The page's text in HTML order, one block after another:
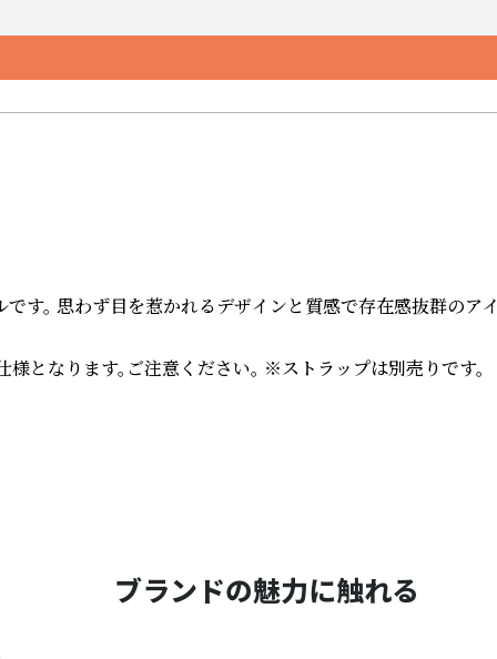
思わず目を惹かれるデザインと質感で存在感抜群
なります。ご注意ください。 ※ストラップは別売りです。
ブランドの魅力に触れる